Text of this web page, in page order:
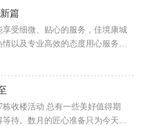
篇
受细微、贴心的服务，佳境康城
以及专业高效的态度用心服务客
铺满回家的路，让业主尽情享受
收楼活动 总有一些美好值得期
待。数月的匠心准备只为今天向